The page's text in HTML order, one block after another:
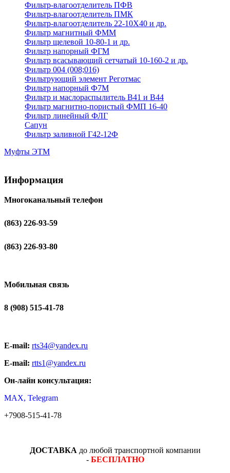
Фильтр-влагоотделитель ПФВ
Фильтр-влагоотделитель ПМК
Фильтр-влагоотделитель 22-10Х40 и др.
Фильтр магнитный ФММ
Фильтр щелевой 10-80-1 и др.
Фильтр напорный ФГМ
Фильтр всасывающий сетчатый 10-160-2 и др.
Фильтр 004 (008;016)
Фильтрующий элемент Реготмас
Фильтр напорный Ф7М
Фильтр и маслораспылитель В41 и В44
Фильтр магнитно-пористый ФМП 16-40
Фильтр линейный ФЛГ
Сапун
Фильтр заливной Г42-12Ф
Муфты ЭТМ
Информация
Многоканальный телефон
(863) 226-93-59
(863) 226-93-80
Мобильная связь
8 (908) 515-41-78
E-mail: rts34@yandex.ru
E-mail: rtts1@yandex.ru
Он-лайн консультация:
MAX, Telegram
+7908-515-41-78
ДОСТАВКА до любой транспортной компании
- БЕСПЛАТНО